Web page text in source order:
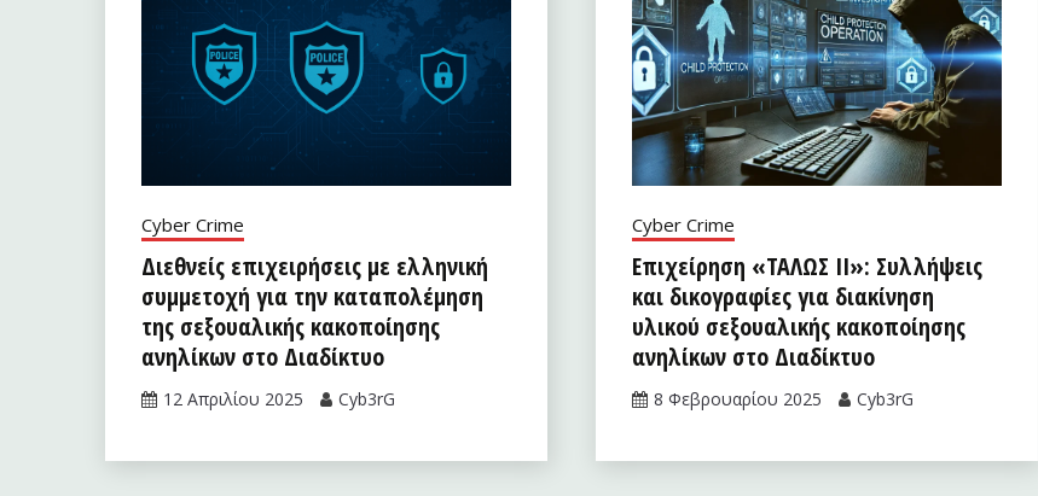
Cyber Crime
Διεθνείς επιχειρήσεις με ελληνική
συμμετοχή για την καταπολέμηση
της σεξουαλικής κακοποίησης
ανηλίκων στο Διαδίκτυο
12 Απριλίου 2025 Cyb3rG
Cyber Crime
Επιχείρηση «ΤΑΛΩΣ II»: Συλλήψεις
και δικογραφίες για διακίνηση
υλικού σεξουαλικής κακοποίησης
ανηλίκων στο Διαδίκτυο
8 Φεβρουαρίου 2025 Cyb3rG